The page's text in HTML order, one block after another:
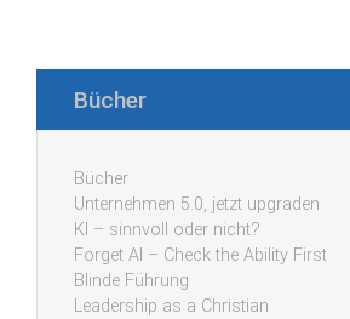
Bücher
Bücher
Unternehmen 5.0, jetzt upgraden
KI – sinnvoll oder nicht?
Forget AI – Check the Ability First
Blinde Führung
Leadership as a Christian